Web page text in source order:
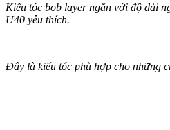
Kiểu tóc bob layer ngắn với độ dài
U40 yêu thích.
Đây là kiểu tóc phù hợp cho những